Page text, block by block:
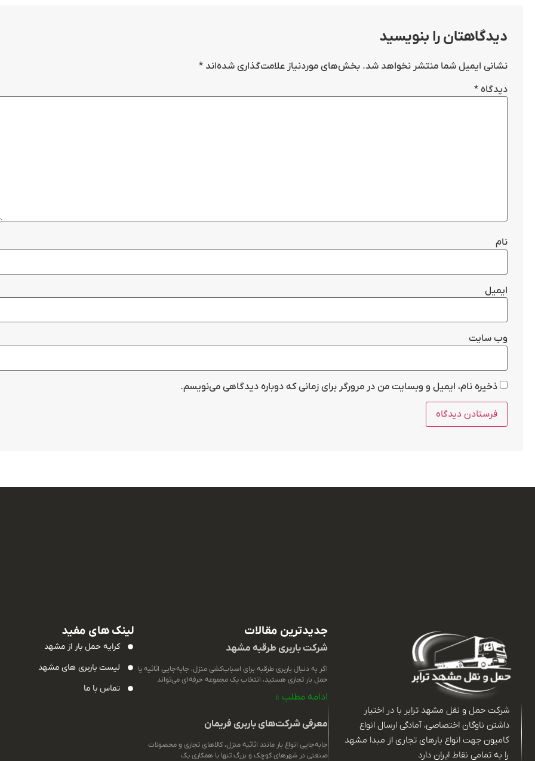
دیدگاهتان را بنویسید
نشانی ایمیل شما منتشر نخواهد شد. بخش‌های موردنیاز علامت‌گذاری شده‌اند *
دیدگاه *
نام
ایمیل
وب‌ سایت
ذخیره نام، ایمیل و وبسایت من در مرورگر برای زمانی که دوباره دیدگاهی می‌نویسم.
شرکت حمل و نقل مشهد ترابر با در اختیار
داشتن ناوگان اختصاصی، آمادگی ارسال انواع
کامیون جهت انواع بارهای تجاری از مبدا مشهد
را به تمامی نقاط ایران دارد
جدیدترین مقالات
شرکت باربری طرقبه مشهد
اگر به دنبال باربری طرقبه برای اسباب‌کشی منزل، جابه‌جایی اثاثیه یا
حمل بار تجاری هستید، انتخاب یک مجموعه حرفه‌ای می‌تواند
ادامه مطلب »
معرفی شرکت‌های باربری فریمان
جابه‌جایی انواع بار مانند اثاثیه منزل، کالاهای تجاری و محصولات
صنعتی در شهرهای کوچک و بزرگ تنها با همکاری یک
لینک های مفید
کرایه حمل بار از مشهد
لیست باربری های مشهد
تماس با ما